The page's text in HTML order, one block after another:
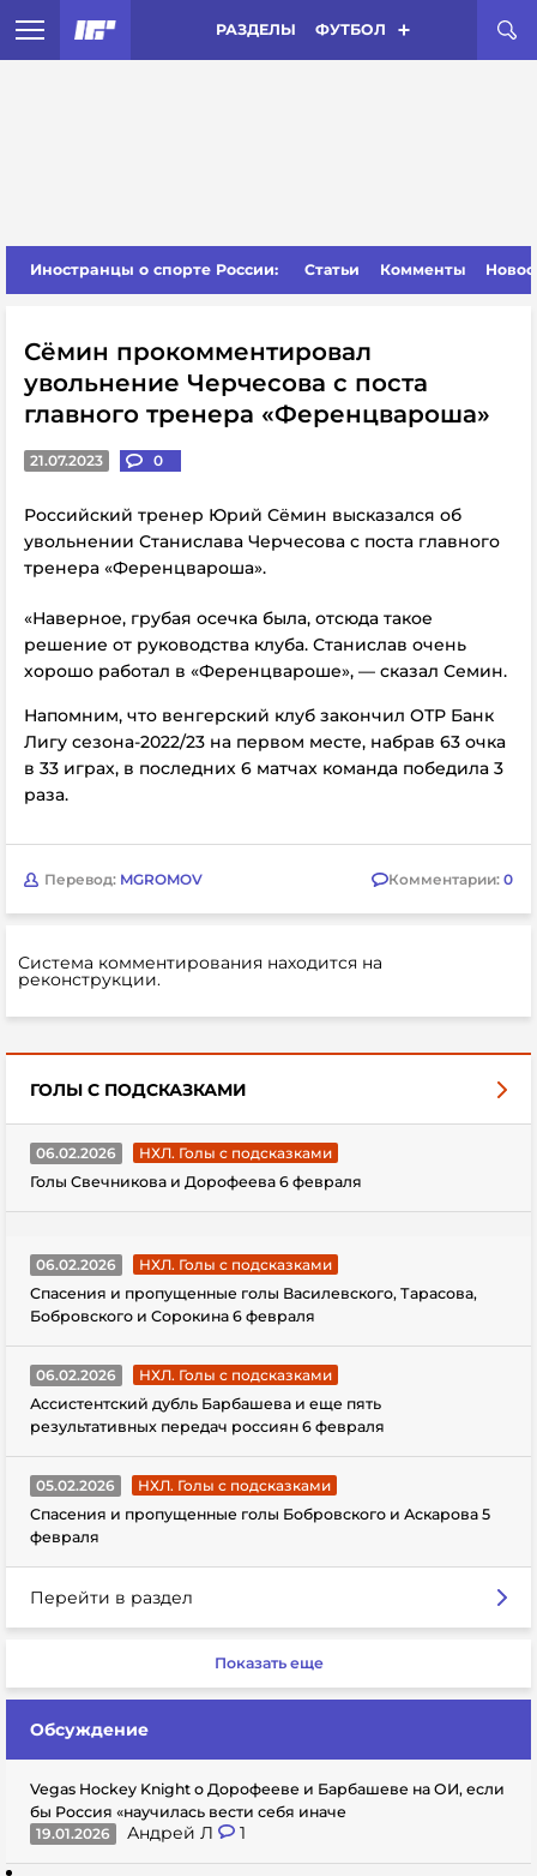
РАЗДЕЛЫ ФУТБОЛ
Иностранцы о спорте России: Статьи Комменты
Сёмин прокомментировал
увольнение Черчесова с поста
главного тренера «Ференцвароша»
21.07.2023 0
Российский тренер Юрий Сёмин высказался об
увольнении Станислава Черчесова с поста главного
тренера «Ференцвароша».
«Наверное, грубая осечка была, отсюда такое
решение от руководства клуба. Станислав очень
хорошо работал в «Ференцвароше», — сказал Семин.
Напомним, что венгерский клуб закончил ОТР Банк
Лигу сезона-2022/23 на первом месте, набрав 63 очка
в 33 играх, в последних 6 матчах команда победила 3
раза.
Перевод: MGROMOV Комментарии: 0
Система комментирования находится на
реконструкции.
ГОЛЫ С ПОДСКАЗКАМИ
06.02.2026
НХЛ. Голы с подсказками
Голы Свечникова и Дорофеева 6 февраля
06.02.2026
НХЛ. Голы с подсказками
Спасения и пропущенные голы Василевского, Тарасова,
Бобровского и Сорокина 6 февраля
06.02.2026
НХЛ. Голы с подсказками
Ассистентский дубль Барбашева и еще пять
результативных передач россиян 6 февраля
05.02.2026
НХЛ. Голы с подсказками
Спасения и пропущенные голы Бобровского и Аскарова 5
февраля
Перейти в раздел
Показать еще
Обсуждение
Vegas Hockey Knight о Дорофееве и Барбашеве на ОИ, если
бы Россия «научилась вести себя иначе
19.01.2026
Андрей Л 1